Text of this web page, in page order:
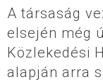
A társaság
elsején még
Közlekedési
alapján arra